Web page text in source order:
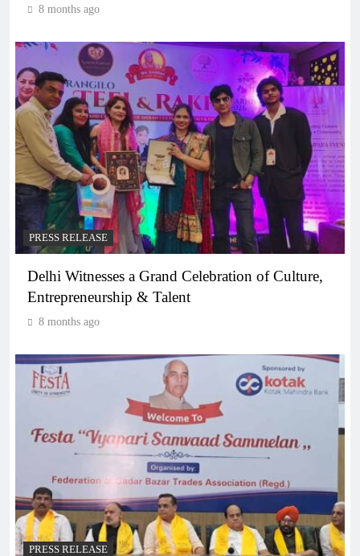
8 months ago
PRESS RELEASE
Delhi Witnesses a Grand Celebration of Culture,
Entrepreneurship & Talent
8 months ago
PRESS RELEASE